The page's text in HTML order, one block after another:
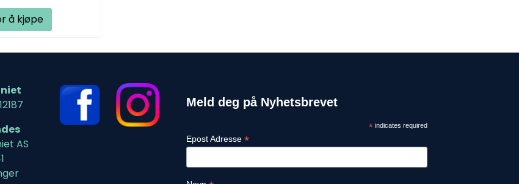
å kjøpe
AS
Meld deg på Nyhetsbrevet
*indicates required
Epost Adresse *